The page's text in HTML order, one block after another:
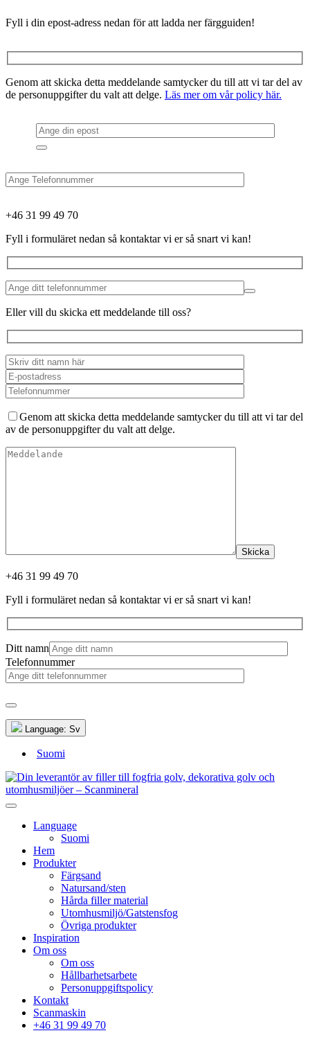
Fyll i din epost-adress nedan för att ladda ner färgguiden!
Genom att skicka detta meddelande samtycker du till att vi tar del av
de personuppgifter du valt att delge. Läs mer om vår policy här.
+46 31 99 49 70
Fyll i formuläret nedan så kontaktar vi er så snart vi kan!
Eller vill du skicka ett meddelande till oss?
Genom att skicka detta meddelande samtycker du till att vi tar del
av de personuppgifter du valt att delge.
Skicka
+46 31 99 49 70
Fyll i formuläret nedan så kontaktar vi er så snart vi kan!
Ditt namn
Telefonnummer
Language: Sv
Suomi
Language
Suomi
Hem
Produkter
Färgsand
Natursand/sten
Hårda filler material
Utomhusmiljö/Gatstensfog
Övriga produkter
Inspiration
Om oss
Om oss
Hållbarhetsarbete
Personuppgiftspolicy
Kontakt
Scanmaskin
+46 31 99 49 70